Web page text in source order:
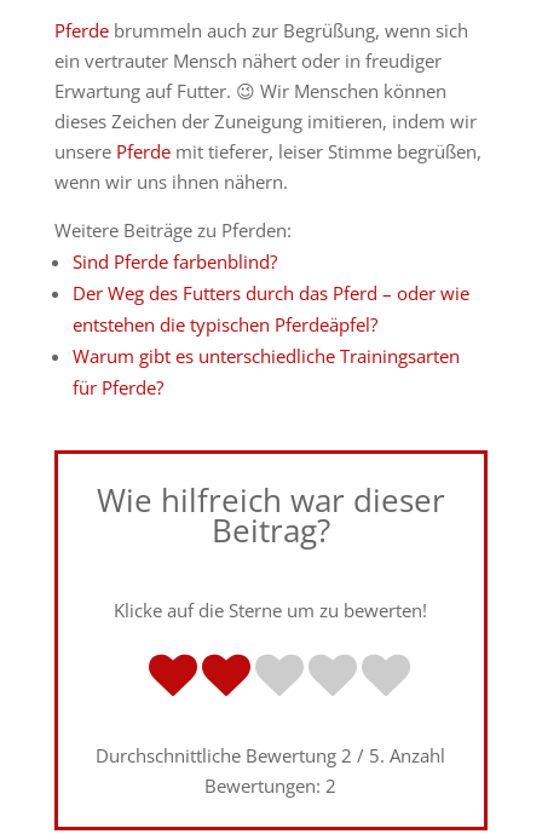
Pferdebrummeln auch zur Begrüßung, wenn sich
ein vertrauter Mensch nähert oder in freudiger
Erwartung auf Futter. 😉 Wir Menschen können
dieses Zeichen der Zuneigung imitieren, indem wir
unsere Pferdemit tieferer, leiser Stimme begrüßen,
wenn wir uns ihnen nähern.
Weitere Beiträge zu Pferden:
Sind Pferde farbenblind?
Der Weg des Futters durch das Pferd – oder wie
entstehen die typischen Pferdeäpfel?
Warum gibt es unterschiedliche Trainingsarten
für Pferde?
Wie hilfreich war dieser
Beitrag?
Klicke auf die Sterne um zu bewerten!
Durchschnittliche Bewertung 2 / 5. Anzahl
Bewertungen: 2